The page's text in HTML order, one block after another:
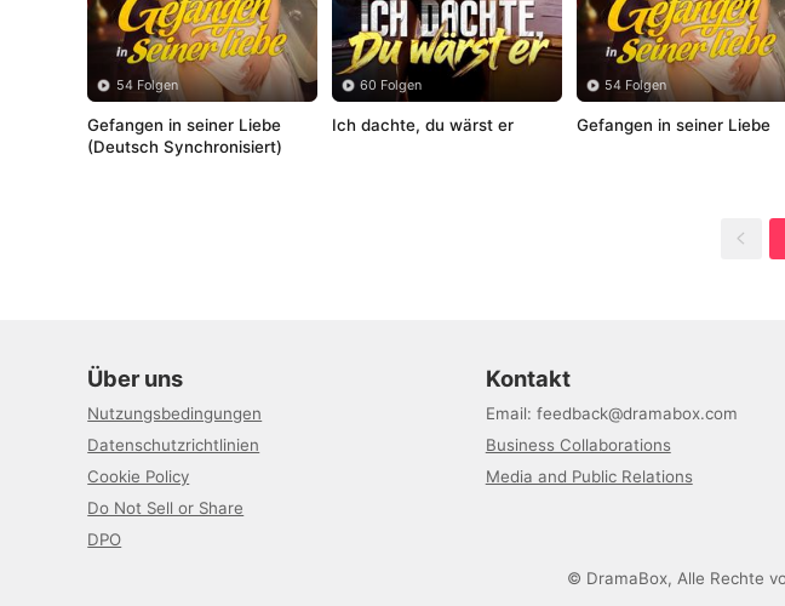
54 Folgen
Gefangen in seiner Liebe
(Deutsch Synchronisiert)
60 Folgen
Ich dachte, du wärst er
54 Folgen
Gefangen in seiner Liebe
Über uns
Nutzungsbedingungen
Datenschutzrichtlinien
Cookie Policy
Do Not Sell or Share
DPO
Kontakt
Email: feedback@dramabox.com
Business Collaborations
Media and Public Relations
© DramaBox, Alle Rechte